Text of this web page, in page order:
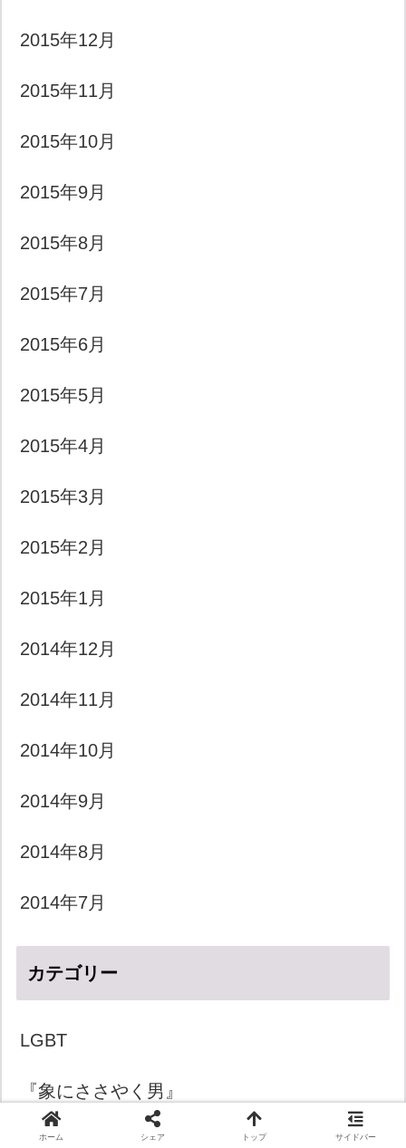
2015年12月
2015年11月
2015年10月
2015年9月
2015年8月
2015年7月
2015年6月
2015年5月
2015年4月
2015年3月
2015年2月
2015年1月
2014年12月
2014年11月
2014年10月
2014年9月
2014年8月
2014年7月
カテゴリー
LGBT
『象にささやく男』
きょうのダジャレ
ホーム シェア トップ サイドバー